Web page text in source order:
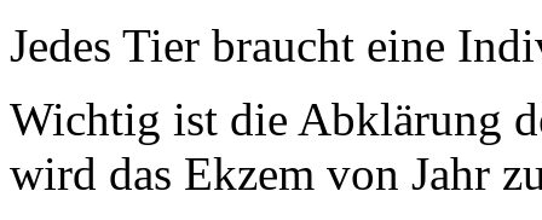
Jedes Tier braucht eine
Wichtig ist die Abklärung
wird das Ekzem von Jahr